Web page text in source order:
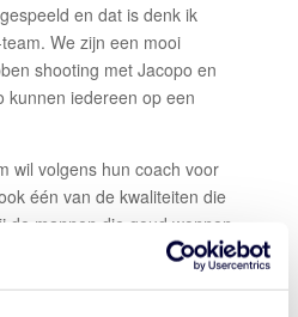
en dat is denk ik
We zijn een mooi
shooting met Jacopo en
kunnen iedereen op een
wil volgens hun coach voor
één van de kwaliteiten die
mannen die goud wonnen,
mee. “Die jongens delen al
die we meebrengen.